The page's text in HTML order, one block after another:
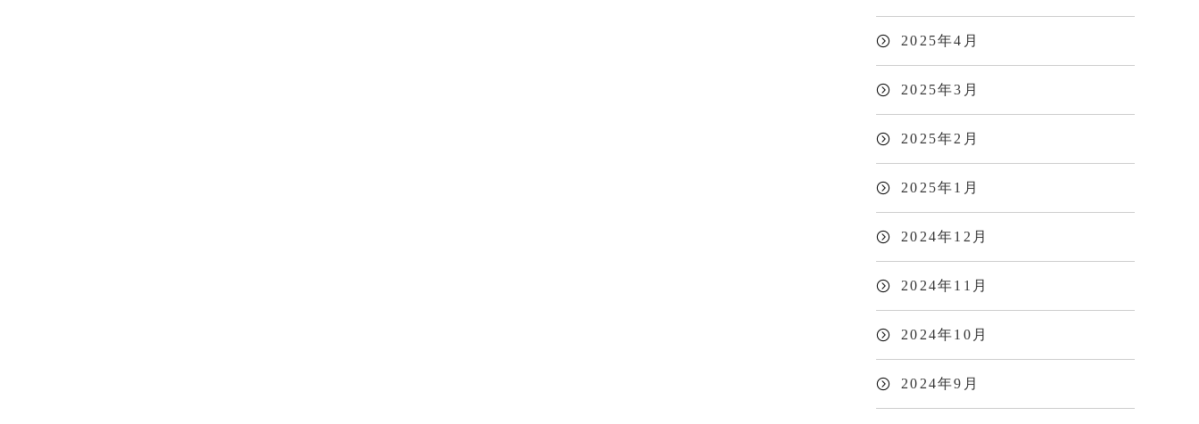
2025年4月
2025年3月
2025年2月
2025年1月
2024年12月
2024年11月
2024年10月
2024年9月